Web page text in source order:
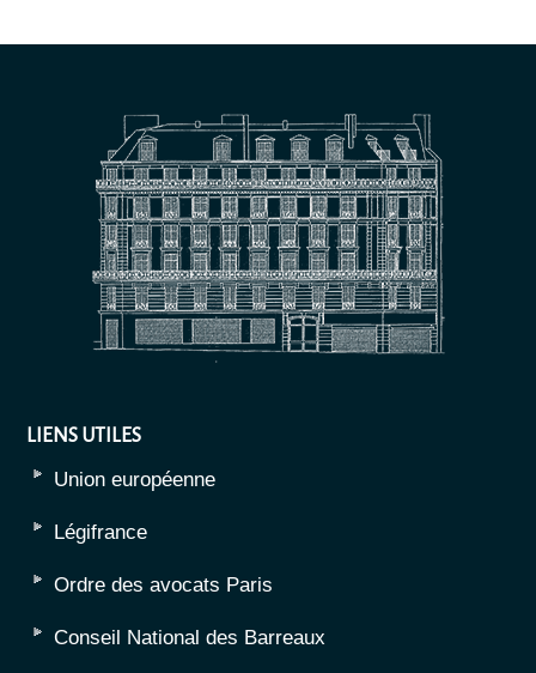
LIENS UTILES
Union européenne
Légifrance
Ordre des avocats Paris
Conseil National des Barreaux